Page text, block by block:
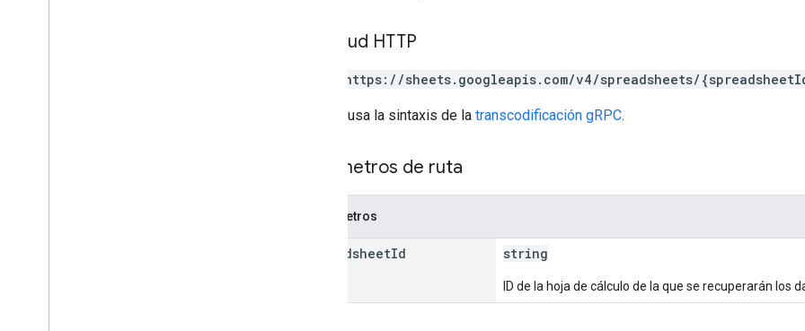
Solicitud HTTP
POST https://sheets.googleapis.com/v4/spreadsheets/
La URL usa la sintaxis de la transcodificación gRPC.
Parámetros de ruta
Parámetros
spreadsheetId string
ID de la hoja de cálculo de la que se recuperarán los